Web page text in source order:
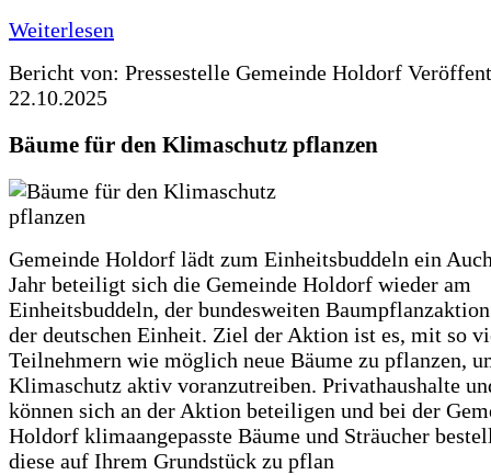
Weiterlesen
Bericht von: Pressestelle Gemeinde Holdorf
22.10.2025
Bäume für den Klimaschutz pflanzen
Gemeinde Holdorf lädt zum Einheitsbuddeln ein
Jahr beteiligt sich die Gemeinde Holdorf wieder am
Einheitsbuddeln, der bundesweiten
der deutschen Einheit. Ziel der Aktion ist es, mit so
Teilnehmern wie möglich neue Bäume zu pflanzen,
Klimaschutz aktiv voranzutreiben. Privathaushalte
können sich an der Aktion beteiligen und bei der
Holdorf klimaangepasste Bäume und Sträucher
diese auf Ihrem Grundstück zu pflan